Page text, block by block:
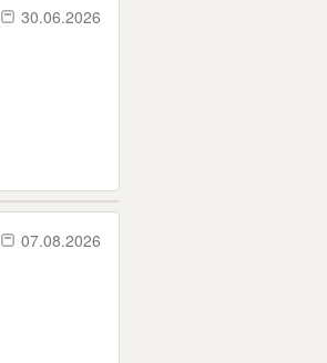
30.06.2026
07.08.2026